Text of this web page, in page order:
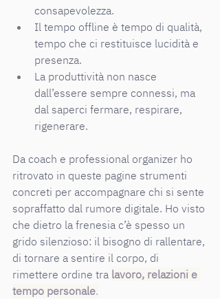
consapevolezza.
Il tempo offline è tempo di qualità,
tempo che ci restituisce lucidità e
presenza.
La produttività non nasce
dall’essere sempre connessi, ma
dal saperci fermare, respirare,
rigenerare.
Da coach e professional organizer ho
ritrovato in queste pagine strumenti
concreti per accompagnare chi si sente
sopraffatto dal rumore digitale. Ho visto
che dietro la frenesia c’è spesso un
grido silenzioso: il bisogno di rallentare,
di tornare a sentire il corpo, di
rimettere ordine tra lavoro, relazioni e
tempo personale.